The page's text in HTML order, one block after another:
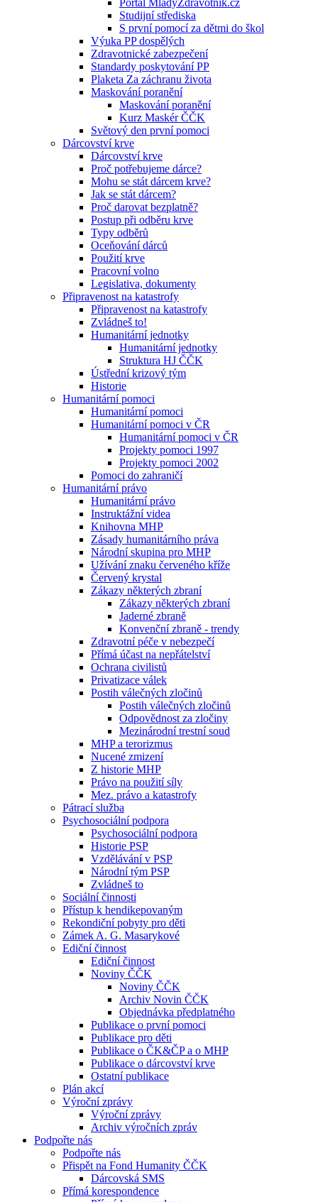
Portál MladyZdravotnik.cz
Studijní střediska
S první pomocí za dětmi do škol
Výuka PP dospělých
Zdravotnické zabezpečení
Standardy poskytování PP
Plaketa Za záchranu života
Maskování poranění
Maskování poranění
Kurz Maskér ČČK
Světový den první pomoci
Dárcovství krve
Dárcovství krve
Proč potřebujeme dárce?
Mohu se stát dárcem krve?
Jak se stát dárcem?
Proč darovat bezplatně?
Postup při odběru krve
Typy odběrů
Oceňování dárců
Použití krve
Pracovní volno
Legislativa, dokumenty
Připravenost na katastrofy
Připravenost na katastrofy
Zvládneš to!
Humanitární jednotky
Humanitární jednotky
Struktura HJ ČČK
Ústřední krizový tým
Historie
Humanitární pomoci
Humanitární pomoci
Humanitární pomoci v ČR
Humanitární pomoci v ČR
Projekty pomoci 1997
Projekty pomoci 2002
Pomoci do zahraničí
Humanitární právo
Humanitární právo
Instruktážní videa
Knihovna MHP
Zásady humanitárního práva
Národní skupina pro MHP
Užívání znaku červeného kříže
Červený krystal
Zákazy některých zbraní
Zákazy některých zbraní
Jaderné zbraně
Konvenční zbraně - trendy
Zdravotní péče v nebezpečí
Přímá účast na nepřátelství
Ochrana civilistů
Privatizace válek
Postih válečných zločinů
Postih válečných zločinů
Odpovědnost za zločiny
Mezinárodní trestní soud
MHP a terorizmus
Nucené zmizení
Z historie MHP
Právo na použití síly
Mez. právo a katastrofy
Pátrací služba
Psychosociální podpora
Psychosociální podpora
Historie PSP
Vzdělávání v PSP
Národní tým PSP
Zvládneš to
Sociální činnosti
Přístup k hendikepovaným
Rekondiční pobyty pro děti
Zámek A. G. Masarykové
Ediční činnost
Ediční činnost
Noviny ČČK
Noviny ČČK
Archiv Novin ČČK
Objednávka předplatného
Publikace o první pomoci
Publikace pro děti
Publikace o ČK&ČP a o MHP
Publikace o dárcovství krve
Ostatní publikace
Plán akcí
Výroční zprávy
Výroční zprávy
Archiv výročních zpráv
Podpořte nás
Podpořte nás
Přispět na Fond Humanity ČČK
Dárcovská SMS
Přímá korespondence